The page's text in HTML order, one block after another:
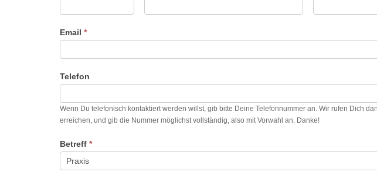
Email *
Telefon
Wenn Du telefonisch kontaktiert werden willst, gib bitte Deine Telefonnummer an. Wir rufen Dich
erreichen, und gib die Nummer möglichst vollständig, also mit Vorwahl an. Danke!
Betreff *